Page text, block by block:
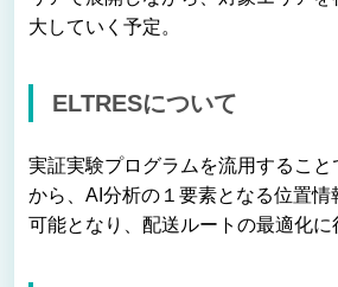
大していく予定。
ELTRESについて
実証実験プログラムを流用するこ
から、AI分析の１要素となる位置
可能となり、配送ルートの最適化に